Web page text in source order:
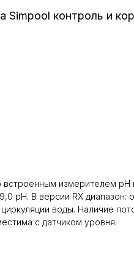
Simpool контроль и
встроенным измерителем pH
pH. В версии RX диапазон:
воды. Наличие
с датчиком уровня.